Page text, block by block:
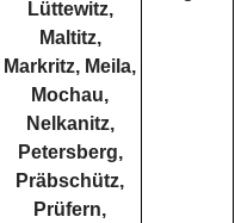
Lüttewitz,
Maltitz,
Markritz, Meila,
Mochau,
Nelkanitz,
Petersberg,
Präbschütz,
Prüfern,